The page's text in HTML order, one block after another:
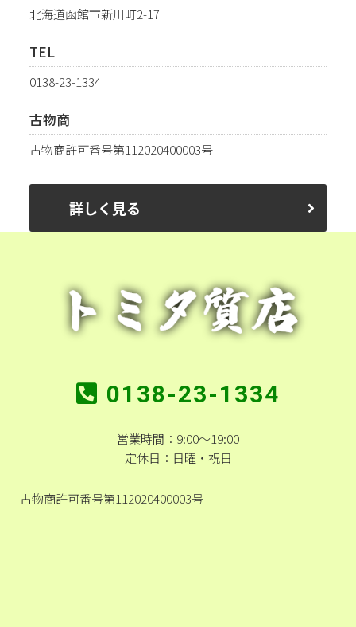
北海道函館市新川町2-17
TEL
0138-23-1334
古物商
古物商許可番号第112020400003号
詳しく見る
0138-23-1334
営業時間：9:00～19:00
定休日：日曜・祝日
古物商許可番号第112020400003号